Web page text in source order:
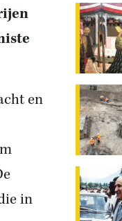
en
in